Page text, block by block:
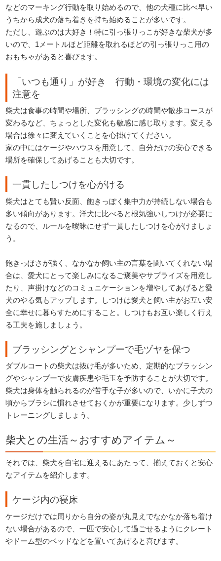
などのマーキング行動を取り始めるので、他の犬種に比べ早い
うちから成犬の落ち着きを持ち始めることが多いです。
ただし、遊ぶのは大好き！特に引っ張りっこが好きな柴犬が多
いので、1メートルほど距離を取れるほどの引っ張りっこ用の
おもちゃがあると喜びます。
「いつも通り」が好き 行動・環境の変化には
注意を
柴犬は食事の時間や場所、ブラッシングの時間や散歩コースが
変わるなど、ちょっとした変化も敏感に感じ取ります。変える
場合は徐々に変えていくことを心掛けてください。
家の中にはケージやハウスを用意して、自分だけの安心できる
場所を確保してあげることも大切です。
一貫したしつけを心がける
柴犬はとても賢い反面、飽きっぽく集中力が持続しない場合も
多い傾向があります。洋犬に比べると根気強いしつけが必要に
なるので、ルールを曖昧にせず一貫したしつけを心がけましょ
う。
飽きっぽさが強く、なかなか飼い主の言葉を聞いてくれない場
合は、愛犬にとって楽しみになるご褒美やサプライズを用意し
たり、声掛けなどのコミュニケーションを増やしてあげると愛
犬のやる気もアップします。しつけは愛犬と飼い主がお互い安
全に幸せに暮らすためにすること。しつけもお互い楽しく行え
る工夫を施しましょう。
ブラッシングとシャンプーで毛ヅヤを保つ
ダブルコートの柴犬は抜け毛が多いため、定期的なブラッシン
グやシャンプーで皮膚疾患や毛玉を予防することが大切です。
柴犬は身体を触られるのが苦手な子が多いので、いかに子犬の
頃からブラシに慣れさせておくかが重要になります。少しずつ
トレーニングしましょう。
柴犬との生活～おすすめアイテム～
それでは、柴犬を自宅に迎えるにあたって、揃えておくと安心
なアイテムを紹介します。
ケージ内の寝床
ケージだけでは周りから自分の姿が丸見えでなかなか落ち着け
ない場合があるので、一匹で安心して過ごせるようにクレート
やドーム型のベッドなどを置いてあげると喜びます。